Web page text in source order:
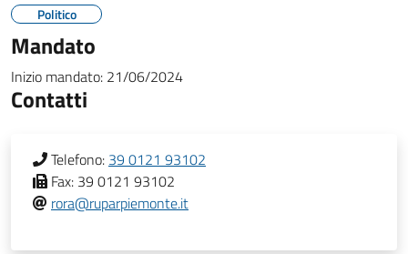
Politico
Mandato
Inizio mandato: 21/06/2024
Contatti
Telefono: 39 0121 93102
Fax: 39 0121 93102
rora@ruparpiemonte.it